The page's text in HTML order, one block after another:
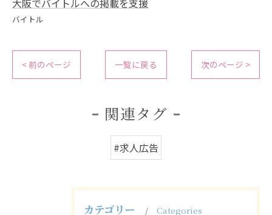
大阪でバイトルへの掲載を支援
バイトル
< 前のページ 一覧に戻る 次のページ >
関連タグ
#求人広告
カテゴリー Categories